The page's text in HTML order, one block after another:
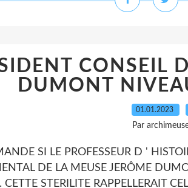
CONSEIL
DUMONT
01.01.2023
Par
SI LE PROFESSEUR D '
DE LA MEUSE JERÔME
CETTE STERILITE RAPPELLERAIT